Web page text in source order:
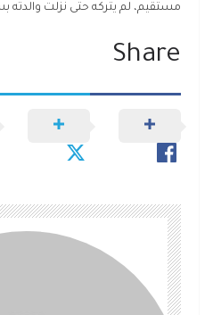
مستقيم، لم يتركه حتى نزلت والدته
Share